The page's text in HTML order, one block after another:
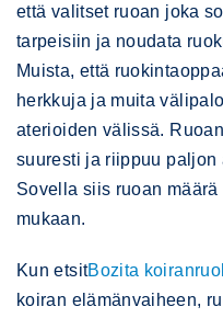
että valitset ruoan joka
tarpeisiin ja noudata
Muista, että
herkkuja ja muita
aterioiden välissä.
suuresti ja riippuu paljon
Sovella siis ruoan
mukaan.
Kun etsitBozita
koiran elämänvaiheen,